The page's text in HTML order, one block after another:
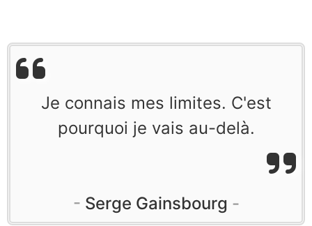
Je connais mes limites. C'est
pourquoi je vais au-delà.
Serge Gainsbourg